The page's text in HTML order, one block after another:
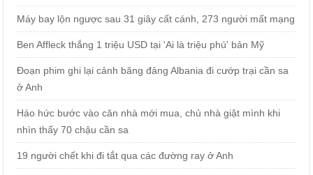
Máy bay lộn ngược sau 31 giây cất cánh, 273 người mất mạng
Ben Affleck thắng 1 triệu USD tại 'Ai là triệu phú' bản Mỹ
Đoạn phim ghi lại cảnh băng đảng Albania đi cướp trại cần sa
ở Anh
Háo hức bước vào căn nhà mới mua, chủ nhà giật mình khi
nhìn thấy 70 chậu cần sa
19 người chết khi đi tắt qua các đường ray ở Anh